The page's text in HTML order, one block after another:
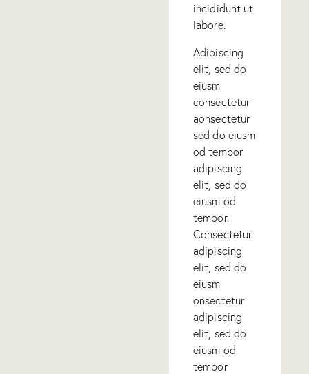
incididunt ut
labore.
Adipiscing
elit, sed do
eiusm
consectetur
aonsectetur
sed do eiusm
od tempor
adipiscing
elit, sed do
eiusm od
tempor.
Consectetur
adipiscing
elit, sed do
eiusm
onsectetur
adipiscing
elit, sed do
eiusm od
tempor